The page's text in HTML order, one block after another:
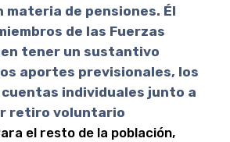
materia de pensiones. Él
de las Fuerzas
tener un sustantivo
aportes previsionales, los
individuales junto a
retiro voluntario
el resto de la población,